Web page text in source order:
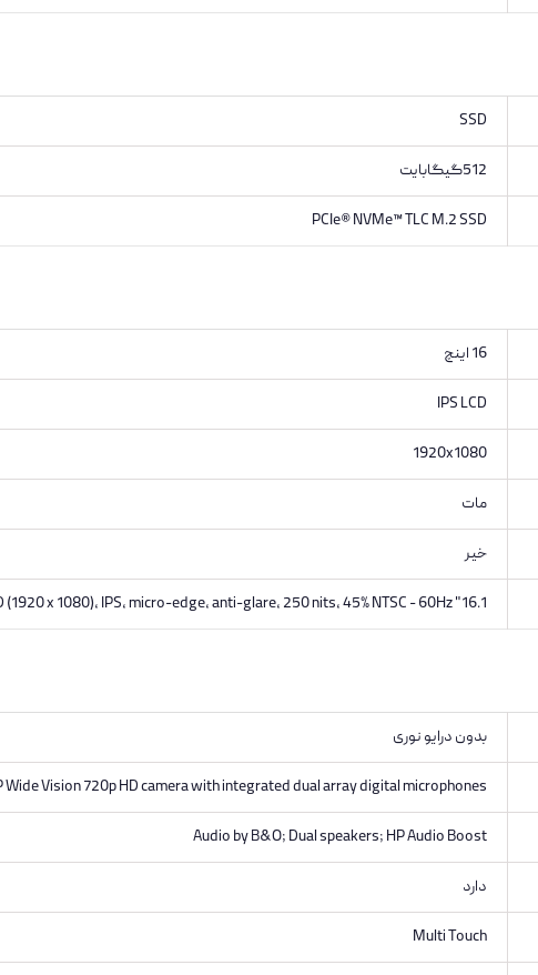
SSD
512گیگابایت
PCIe® NVMe™ TLC M.2 SSD
16 اینچ
IPS LCD
1920x1080
مات
خیر
16.1" diagonal, FHD (1920 x 1080), IPS, micro-edge, anti-glare, 250 nits, 45% NTSC - 60Hz
بدون درایو نوری
Wide Vision 720p HD camera with integrated dual array digital microphones
Audio by B&O; Dual speakers; HP Audio Boost
دارد
Multi Touch